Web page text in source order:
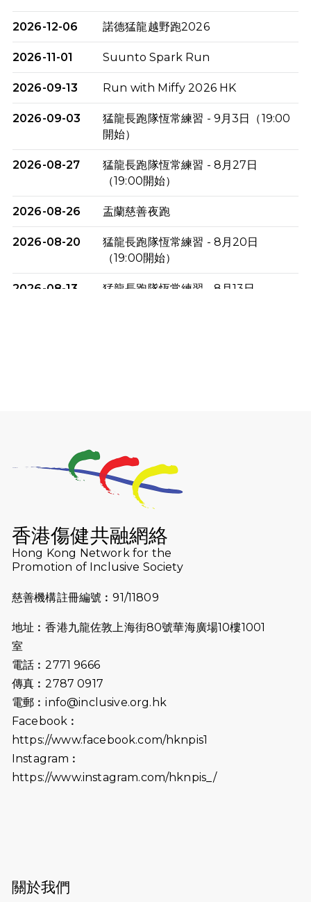
2026-12-06 諾德猛龍越野跑2026
2026-11-01 Suunto Spark Run
2026-09-13 Run with Miffy 2026 HK
2026-09-03
猛龍長跑隊恆常練習 - 9月3日（19:00
開始）
2026-08-27
猛龍長跑隊恆常練習 - 8月27日
（19:00開始）
2026-08-26 盂蘭慈善夜跑
2026-08-20
猛龍長跑隊恆常練習 - 8月20日
（19:00開始）
2026-08-13
猛龍長跑隊恆常練習 - 8月13日
2026-07-23
猛龍長跑隊恆常練習 - 7月23日
（19:00開始）
猛龍長跑隊恆常練習 - 7月16日
2026-07-10
【猛龍戈壁118公里分享暨香港傷健共
融網絡15周年晚宴】
2026-07-09
猛龍長跑隊恆常練習 - 7月9日（19:00
2026-07-02
2026-06-25
（19:00開始）
2026-06-18
猛龍長跑隊恆常練習 - 6月18日
2026-06-11
猛龍長跑隊恆常練習 - 6月11日（19:00
2026-05-28
香港傷健共融網絡
Hong Kong Network for the
Promotion of Inclusive Society
慈善機構註冊編號︰91/11809
地址︰香港九龍佐敦上海街80號華海廣場10樓1001
室
電話︰2771 9666
傳真︰2787 0917
電郵︰info@inclusive.org.hk
Facebook︰
https://www.facebook.com/hknpis1
Instagram︰
https://www.instagram.com/hknpis_/
關於我們